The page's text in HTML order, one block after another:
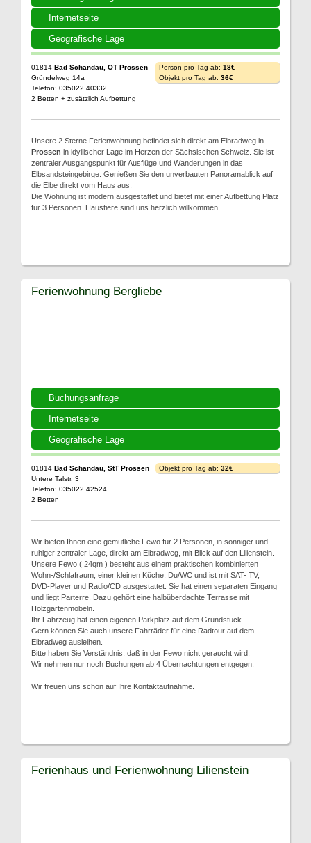
Internetseite
Geografische Lage
01814 Bad Schandau, OT Prossen
Gründelweg 14a
Telefon: 035022 40332
2 Betten + zusätzlich Aufbettung
Person pro Tag ab: 18€
Objekt pro Tag ab: 36€
Unsere 2 Sterne Ferienwohnung befindet sich direkt am Elbradweg in
Prossen in idyllischer Lage im Herzen der Sächsischen Schweiz. Sie ist
zentraler Ausgangspunkt für Ausflüge und Wanderungen in das
Elbsandsteingebirge. Genießen Sie den unverbauten Panoramablick auf
die Elbe direkt vom Haus aus.
Die Wohnung ist modern ausgestattet und bietet mit einer Aufbettung Platz
für 3 Personen. Haustiere sind uns herzlich willkommen.
Buchungsanfrage
Internetseite
Geografische Lage
Ferienwohnung Bergliebe
01814 Bad Schandau, StT Prossen
Untere Talstr. 3
Telefon: 035022 42524
2 Betten
Objekt pro Tag ab: 32€
Wir bieten Ihnen eine gemütliche Fewo für 2 Personen, in sonniger und
ruhiger zentraler Lage, direkt am Elbradweg, mit Blick auf den Lilienstein.
Unsere Fewo ( 24qm ) besteht aus einem praktischen kombinierten
Wohn-/Schlafraum, einer kleinen Küche, Du/WC und ist mit SAT- TV,
DVD-Player und Radio/CD ausgestattet. Sie hat einen separaten Eingang
und liegt Parterre. Dazu gehört eine halbüberdachte Terrasse mit
Holzgartenmöbeln.
Ihr Fahrzeug hat einen eigenen Parkplatz auf dem Grundstück.
Gern können Sie auch unsere Fahrräder für eine Radtour auf dem
Elbradweg ausleihen.
Bitte haben Sie Verständnis, daß in der Fewo nicht geraucht wird.
Wir nehmen nur noch Buchungen ab 4 Übernachtungen entgegen.
Wir freuen uns schon auf Ihre Kontaktaufnahme.
Ferienhaus und Ferienwohnung Lilienstein